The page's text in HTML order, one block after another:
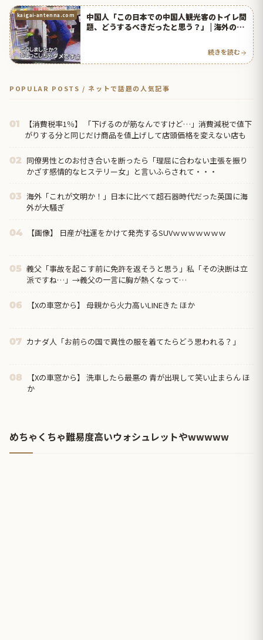
kaigai-antenna.com
中国人「この日本での中国人観光客のトイレ問
題、どうするべきだったと思う？」 | 海外の反
続きを読む
POPULAR POSTS / ネットで話題の人気記事
01
【消費税率1％】 「下げるのが筋なんですけど…」消費減税で値下
がりする分と同じだけ商品を値上げして店頭価格を変えない店も
02 同僚男性とのお付き合いを断ったら「理屈に合わない主張を振り
かざす感情的なヒステリー女」と言いふらされて・・・
03 海外「これが文明か！」日本に比べて超石器時代だった英国に海
外が大騒ぎ
04 【画像】 日産が社運をかけて発売するSUVｗｗｗｗｗｗｗ
05 義父「事故を起こす前に免許を返そうと思う」私「その決断は立
派ですね…」→義父の一言に胸が熱くなって…
06 【Xの車窓から】 母親から火力高いLINEきた ほか
07 カナダ人「お前らの国で異性の服を着てたらどう思われる？」
08
【Xの車窓から】 洗車したら最悪の 青が出現して笑い止まらん ほ
か
めちゃくちゃ難易度高いウォシュレットやwwwww